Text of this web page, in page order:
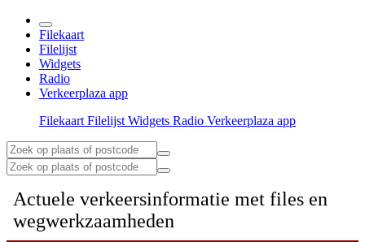
Filekaart
Filelijst
Widgets
Radio
Verkeerplaza app
Filekaart Filelijst Widgets Radio Verkeerplaza app
Actuele verkeersinformatie met files en
wegwerkzaamheden